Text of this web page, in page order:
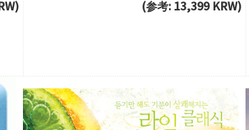
(参考: 13,399 KRW)